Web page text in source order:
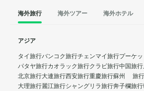
海外旅行 海外ツアー 海外ホテル
アジア
タイ旅行バンコク旅行チェンマイ旅行プーケ
パタヤ旅行カオラック旅行クラビ旅行中国旅行
北京旅行大連旅行西安旅行重慶旅行蘇州 旅行
大理旅行麗江旅行シャングリラ旅行奔子欄旅行